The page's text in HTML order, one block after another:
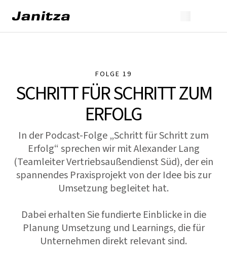
FOLGE 19
SCHRITT FÜR SCHRITT ZUM
ERFOLG
In der Podcast-Folge „Schritt für Schritt zum
Erfolg“ sprechen wir mit Alexander Lang
(Teamleiter Vertriebsaußendienst Süd), der ein
spannendes Praxisprojekt von der Idee bis zur
Umsetzung begleitet hat.
Dabei erhalten Sie fundierte Einblicke in die
Planung Umsetzung und Learnings, die für
Unternehmen direkt relevant sind.